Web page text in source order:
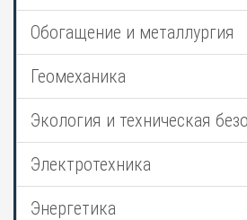
Обогащение и металлургия
Геомеханика
Экология и техническая
Электротехника
Энергетика